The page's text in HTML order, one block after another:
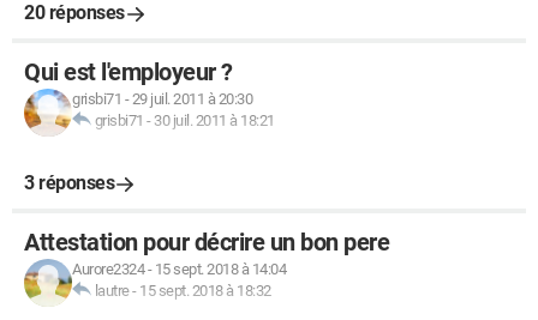
20 réponses
Qui est l'employeur ?
grisbi71 -29 juil. 2011 à 20:30
grisbi71 - 30 juil. 2011 à 18:21
3 réponses
Attestation pour décrire un bon pere
Aurore2324- 15 sept. 2018 à 14:04
lautre- 15 sept. 2018 à 18:32